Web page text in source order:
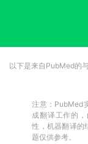
以下是来自PubMed的
注意：PubMed
成翻译工作的
性，机器翻译的
题仅供参考。